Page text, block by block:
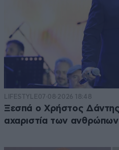
LIFESTYLE07·08·2026 18:48
Ξεσπά ο Χρήστος
αχαριστία των